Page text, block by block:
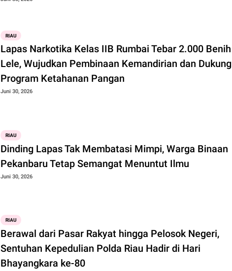
RIAU
Lapas Narkotika Kelas IIB Rumbai Tebar 2.000 Benih
Lele, Wujudkan Pembinaan Kemandirian dan Dukung
Program Ketahanan Pangan
Juni 30, 2026
RIAU
Dinding Lapas Tak Membatasi Mimpi, Warga Binaan
Pekanbaru Tetap Semangat Menuntut Ilmu
Juni 30, 2026
RIAU
Berawal dari Pasar Rakyat hingga Pelosok Negeri,
Sentuhan Kepedulian Polda Riau Hadir di Hari
Bhayangkara ke-80